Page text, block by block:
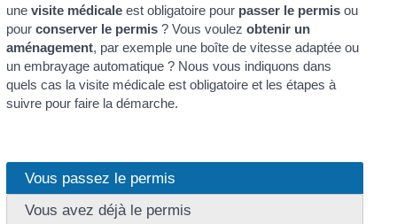
unevisite médicale est obligatoire pour passer le permis ou
pourconserver le permis ? Vous voulezobtenir un
aménagement, par exemple une boîte de vitesse adaptée ou
un embrayage automatique ? Nous vous indiquons dans
quels cas la visite médicale est obligatoire et les étapes à
suivre pour faire la démarche.
Vous passez le permis
Vous avez déjà le permis